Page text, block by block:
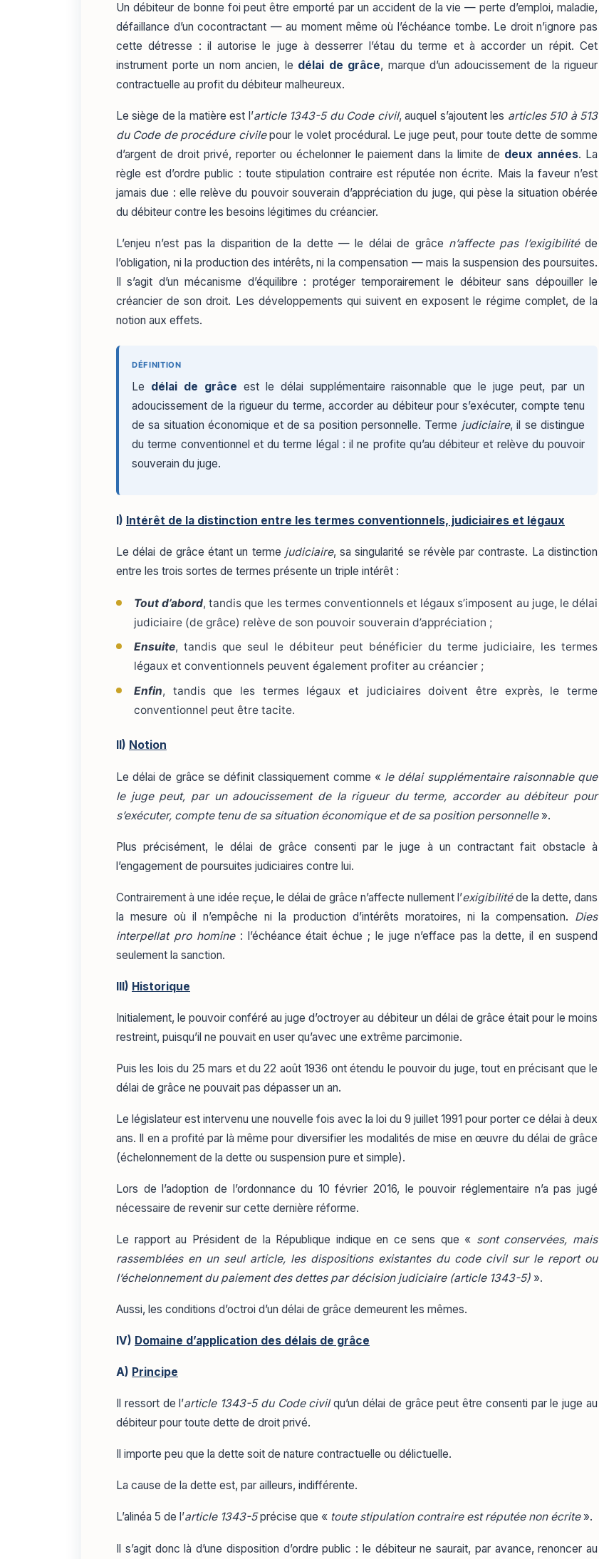
Un débiteur de bonne foi peut être emporté par un accident de la vie — perte d’emploi, maladie,
défaillance d’un cocontractant — au moment même où l’échéance tombe. Le droit n’ignore pas
cette détresse : il autorise le juge à desserrer l’étau du terme et à accorder un répit. Cet
instrument porte un nom ancien, le délai de grâce, marque d’un adoucissement de la rigueur
contractuelle au profit du débiteur malheureux.
Le siège de la matière est l’article 1343-5 du Code civil, auquel s’ajoutent les articles 510 à 513
du Code de procédure civilepour le volet procédural. Le juge peut, pour toute dette de somme
d’argent de droit privé, reporter ou échelonner le paiement dans la limite de deux années. La
règle est d’ordre public : toute stipulation contraire est réputée non écrite. Mais la faveur n’est
jamais due : elle relève du pouvoir souverain d’appréciation du juge, qui pèse la situation obérée
du débiteur contre les besoins légitimes du créancier.
L’enjeu n’est pas la disparition de la dette — le délai de grâce n’affecte pas l’exigibilitéde
l’obligation, ni la production des intérêts, ni la compensation — mais la suspension des poursuites.
Il s’agit d’un mécanisme d’équilibre : protéger temporairement le débiteur sans dépouiller le
créancier de son droit. Les développements qui suivent en exposent le régime complet, de la
notion aux effets.
DÉFINITION
Le délai de grâce est le délai supplémentaire raisonnable que le juge peut, par un
adoucissement de la rigueur du terme, accorder au débiteur pour s’exécuter, compte tenu
de sa situation économique et de sa position personnelle. Terme judiciaire, il se distingue
du terme conventionnel et du terme légal : il ne profite qu’au débiteur et relève du pouvoir
souverain du juge.
I) Intérêt de la distinction entre les termes conventionnels, judiciaires et légaux
Le délai de grâce étant un terme judiciaire, sa singularité se révèle par contraste. La distinction
entre les trois sortes de termes présente un triple intérêt :
Tout d’abord, tandis que les termes conventionnels et légaux s’imposent au juge, le délai
judiciaire (de grâce) relève de son pouvoir souverain d’appréciation ;
Ensuite, tandis que seul le débiteur peut bénéficier du terme judiciaire, les termes
légaux et conventionnels peuvent également profiter au créancier ;
Enfin, tandis que les termes légaux et judiciaires doivent être exprès, le terme
conventionnel peut être tacite.
II) Notion
Le délai de grâce se définit classiquement comme « le délai supplémentaire raisonnable que
le juge peut, par un adoucissement de la rigueur du terme, accorder au débiteur pour
s’exécuter, compte tenu de sa situation économique et de sa position personnelle».
Plus précisément, le délai de grâce consenti par le juge à un contractant fait obstacle à
l’engagement de poursuites judiciaires contre lui.
Contrairement à une idée reçue, le délai de grâce n’affecte nullement l’exigibilitéde la dette, dans
la mesure où il n’empêche ni la production d’intérêts moratoires, ni la compensation. Dies
interpellat pro homine: l’échéance était échue ; le juge n’efface pas la dette, il en suspend
seulement la sanction.
III) Historique
Initialement, le pouvoir conféré au juge d’octroyer au débiteur un délai de grâce était pour le moins
restreint, puisqu’il ne pouvait en user qu’avec une extrême parcimonie.
Puis les lois du 25 mars et du 22 août 1936 ont étendu le pouvoir du juge, tout en précisant que le
délai de grâce ne pouvait pas dépasser un an.
Le législateur est intervenu une nouvelle fois avec la loi du 9 juillet 1991 pour porter ce délai à deux
ans. Il en a profité par là même pour diversifier les modalités de mise en œuvre du délai de grâce
(échelonnement de la dette ou suspension pure et simple).
Lors de l’adoption de l’ordonnance du 10 février 2016, le pouvoir réglementaire n’a pas jugé
nécessaire de revenir sur cette dernière réforme.
Le rapport au Président de la République indique en ce sens que « sont conservées, mais
rassemblées en un seul article, les dispositions existantes du code civil sur le report ou
l’échelonnement du paiement des dettes par décision judiciaire (article 1343-5) ».
Aussi, les conditions d’octroi d’un délai de grâce demeurent les mêmes.
IV) Domaine d’application des délais de grâce
A) Principe
Il ressort de l’article 1343-5 du Code civilqu’un délai de grâce peut être consenti par le juge au
débiteur pour toute dette de droit privé.
Il importe peu que la dette soit de nature contractuelle ou délictuelle.
La cause de la dette est, par ailleurs, indifférente.
L’alinéa 5 de l’article 1343-5précise que « toute stipulation contraire est réputée non écrite».
Il s’agit donc là d’une disposition d’ordre public : le débiteur ne saurait, par avance, renoncer au